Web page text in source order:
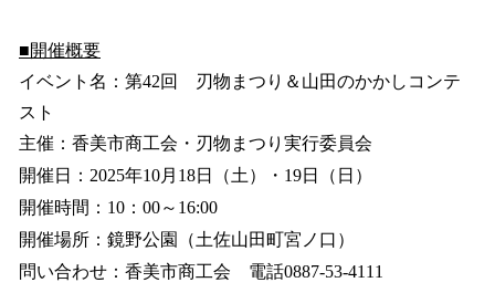
■開催概要
イベント名：第42回 刃物まつり＆山田のかかしコンテ
スト
主催：香美市商工会・刃物まつり実行委員会
開催日：2025年10月18日（土）・19日（日）
開催時間：10：00～16:00
開催場所：鏡野公園（土佐山田町宮ノ口）
問い合わせ：香美市商工会 電話0887-53-4111